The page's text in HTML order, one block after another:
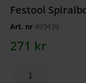
Festool
Art. nr 493439
271 kr